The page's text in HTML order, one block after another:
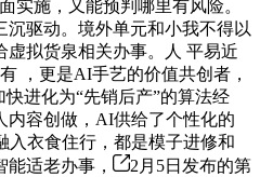
施，又能预判哪里有风险。
驱动。境外单元和小我不得以
拟货泉相关办事。人 平易近
，更是AI手艺的价值共创者，
进化为“先销后产”的算法经
内容创做，AI供给了个性化的
衣食住行，都是模子进修和
适老办事，
2月5日发布的第